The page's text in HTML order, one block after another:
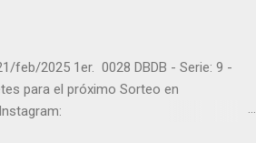
feb/2025 1er. 0028 DBDB - Serie: 9 -
para el próximo Sorteo en